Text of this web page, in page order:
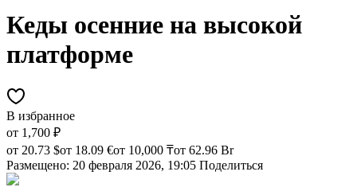
Кеды осенние на высокой
платформе
В избранное
от 1,700 ₽
от 20.73 $от 18.09 €от 10,000 ₸от 62.96 Br
Размещено: 20 февраля 2026, 19:05 Поделиться